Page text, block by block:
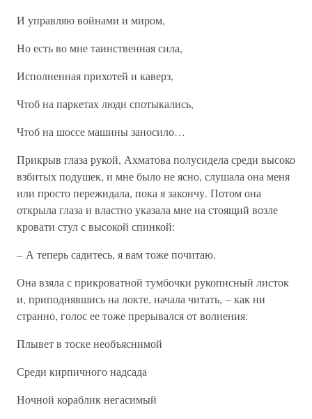
И управляю войнами и миром,
Но есть во мне таинственная сила,
Исполненная прихотей и каверз,
Чтоб на паркетах люди спотыкались,
Чтоб на шоссе машины заносило…
Прикрыв глаза рукой, Ахматова полусидела среди высоко
взбитых подушек, и мне было не ясно, слушала она меня
или просто пережидала, пока я закончу. Потом она
открыла глаза и властно указала мне на стоящий возле
кровати стул с высокой спинкой:
– А теперь садитесь, я вам тоже почитаю.
Она взяла с прикроватной тумбочки рукописный листок
и, приподнявшись на локте, начала читать, – как ни
странно, голос ее тоже прерывался от волнения:
Плывет в тоске необъяснимой
Среди кирпичного надсада
Ночной кораблик негасимый